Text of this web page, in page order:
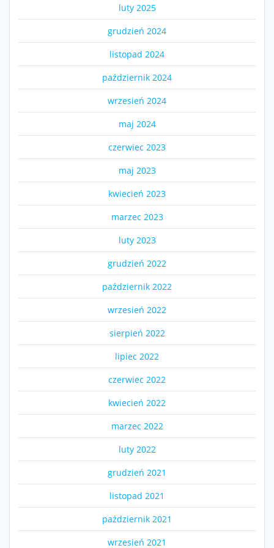
luty 2025
grudzień 2024
listopad 2024
październik 2024
wrzesień 2024
maj 2024
czerwiec 2023
maj 2023
kwiecień 2023
marzec 2023
luty 2023
grudzień 2022
październik 2022
wrzesień 2022
sierpień 2022
lipiec 2022
czerwiec 2022
kwiecień 2022
marzec 2022
luty 2022
grudzień 2021
listopad 2021
październik 2021
wrzesień 2021